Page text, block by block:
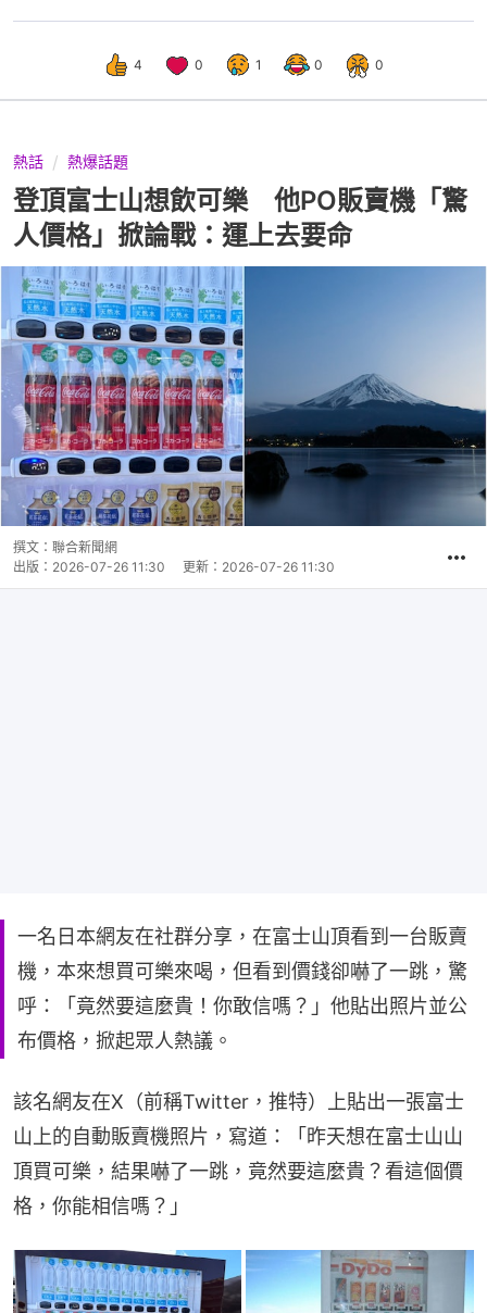
4 0 1 0 0
熱話 熱爆話題
登頂富士山想飲可樂 他PO販賣機「驚
人價格」掀論戰：運上去要命
撰文： 聯合新聞網
出版： 2026-07-26 11:30 更新： 2026-07-26 11:30
一名日本網友在社群分享，在富士山頂看到一台販賣
機，本來想買可樂來喝，但看到價錢卻嚇了一跳，驚
呼：「竟然要這麼貴！你敢信嗎？」他貼出照片並公
布價格，掀起眾人熱議。
該名網友在X（前稱Twitter，推特）上貼出一張富士
山上的自動販賣機照片，寫道：「昨天想在富士山山
頂買可樂，結果嚇了一跳，竟然要這麼貴？看這個價
格，你能相信嗎？」